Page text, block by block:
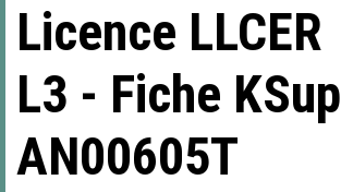
Licence LLCER
L3 - Fiche KSup
AN00605T